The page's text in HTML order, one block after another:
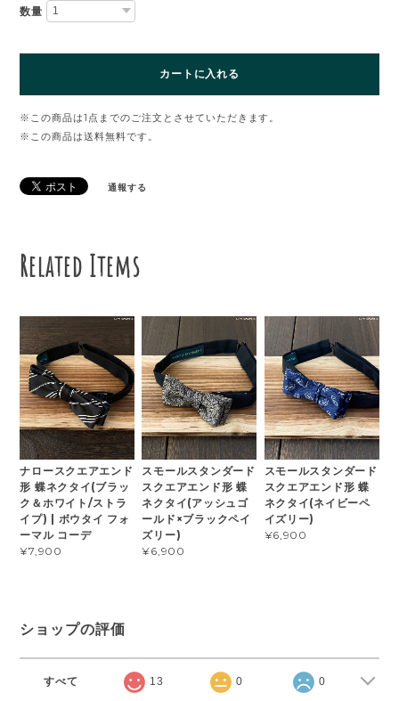
数量
カートに入れる
※この商品は1点までのご注文とさせていただきます。
※この商品は送料無料です。
通報する
Related Items
ナロースクエアエンド
形 蝶ネクタイ(ブラッ
ク＆ホワイト/ストラ
イプ) | ボウタイ フォ
ーマル コーデ
¥7,900
スモールスタンダード
スクエアエンド形 蝶
ネクタイ(アッシュゴ
ールド×ブラックペイ
ズリー)
¥6,900
スモールスタンダード
スクエアエンド形 蝶
ネクタイ(ネイビーペ
イズリー)
¥6,900
ショップの評価
すべて 13 0 0